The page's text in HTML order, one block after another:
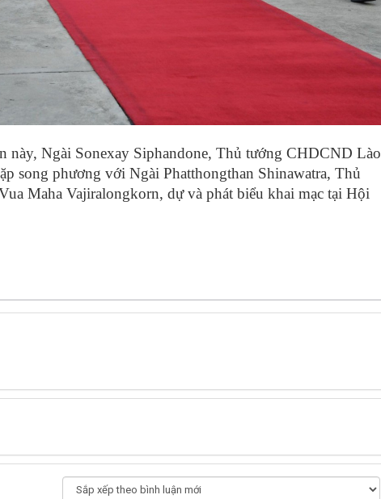
này, Ngài Sonexay Siphandone, Thủ tướng CHDCND Lào
song phương với Ngài Phatthongthan Shinawatra, Thủ
Maha Vajiralongkorn, dự và phát biểu khai mạc tại Hội